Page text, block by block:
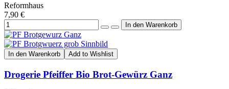
Reformhaus
7,90 €
In den Warenkorb Add to Wishlist
Drogerie Pfeiffer Bio Brot-Gewürz Ganz